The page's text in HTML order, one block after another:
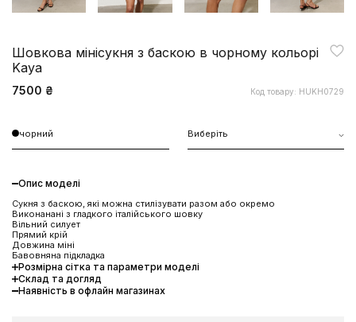
Шовкова мінісукня з баскою в чорному кольорі
Kaya
7500 ₴ Код товару: HUKH0729
чорний Виберіть
Опис моделі
Сукня з баскою, які можна стилізувати разом або окремо
Виконанані з гладкого італійського шовку
Вільний силует
Прямий крій
Довжина міні
Бавовняна підкладка
Розмірна сітка та параметри моделі
Склад та догляд
Наявність в офлайн магазинах